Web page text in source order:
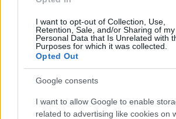
I want to opt-out of Collection, Use,
Retention, Sale, and/or Sharing of my
Personal Data that Is Unrelated with
Purposes for which it was collected.
Opted Out
Google consents
I want to allow Google to enable
related to advertising like cookies on
*Youth
Ski Classics Pro Tour Sesong